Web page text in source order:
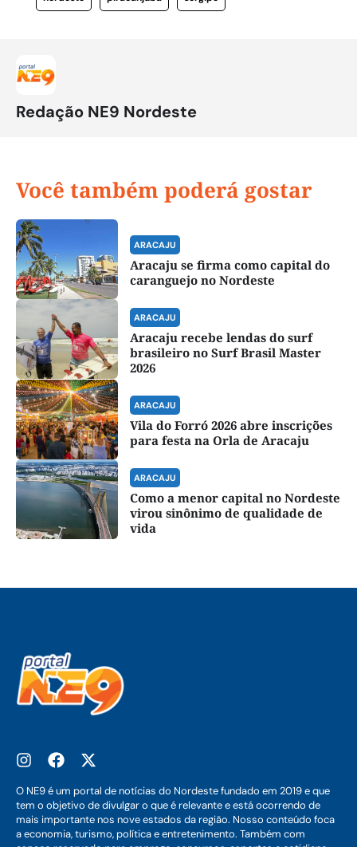
Redação NE9 Nordeste
Você também poderá gostar
ARACAJU
Aracaju se firma como capital do
caranguejo no Nordeste
ARACAJU
Aracaju recebe lendas do surf
brasileiro no Surf Brasil Master
2026
ARACAJU
Vila do Forró 2026 abre inscrições
para festa na Orla de Aracaju
ARACAJU
Como a menor capital no Nordeste
virou sinônimo de qualidade de
vida
O NE9 é um portal de notícias do Nordeste fundado em 2019 e que
tem o objetivo de divulgar o que é relevante e está ocorrendo de
mais importante nos nove estados da região. Nosso conteúdo foca
a economia, turismo, política e entretenimento. Também com